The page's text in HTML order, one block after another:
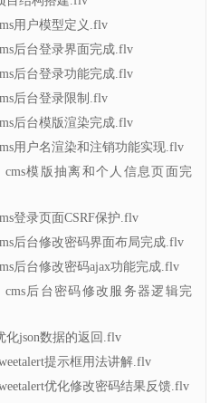
用户模型定义.flv
后台登录界面完成.flv
后台登录功能完成.flv
后台登录限制.flv
后台模版渲染完成.flv
用户名渲染和注销功能实现.flv
cms模版抽离和个人信息页面完
登录页面CSRF保护.flv
后台修改密码界面布局完成.flv
后台修改密码ajax功能完成.flv
cms后台密码修改服务器逻辑完
化json数据的返回.flv
提示框用法讲解.flv
优化修改密码结果反馈.flv